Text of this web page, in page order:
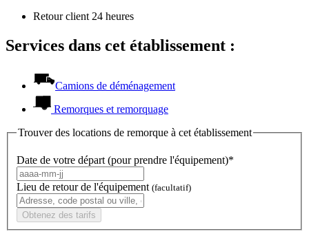
Retour client 24 heures
Services dans cet établissement :
Camions de déménagement
Remorques et remorquage
Trouver des locations de remorque à cet établissement
Date de votre départ (pour prendre l'équipement)*
Lieu de retour de l'équipement (facultatif)
Obtenez des tarifs